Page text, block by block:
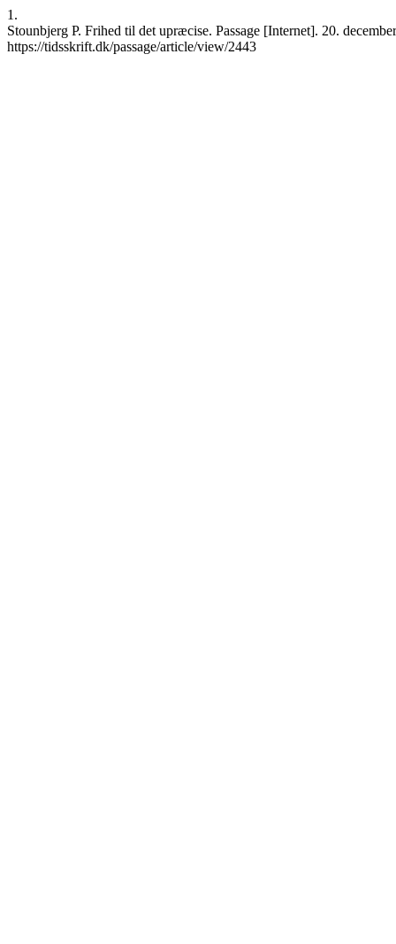
1.
Stounbjerg P. Frihed til det upræcise. Passage [Internet]. 20.
https://tidsskrift.dk/passage/article/view/2443